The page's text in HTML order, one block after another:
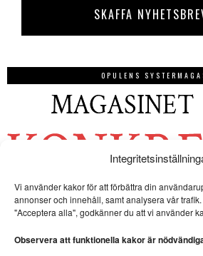
Vi använder kakor för att förbättra din
annonser och innehåll, samt analysera vår
"Acceptera alla", godkänner du att vi använder
Observera att funktionella kakor är
OPULENS